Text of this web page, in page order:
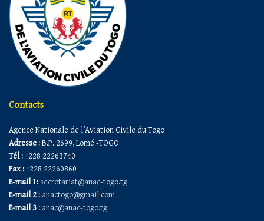
Contacts
Agence Nationale de l’Aviation Civile du Togo
Adresse :B.P. 2699, Lomé -TOGO
Tél : +228 22263740
Fax : +228 22260860
E-mail 1: secretariat@anac-togo.tg
E-mail 2 : anactogo@gmail.com
E-mail 3 : anac@anac-togo.tg